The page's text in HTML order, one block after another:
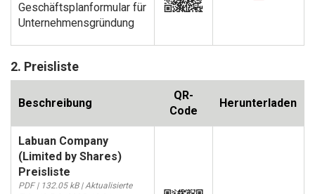
Geschäftsplanformular für
Unternehmensgründung
2. Preisliste
Beschreibung
QR-
Code
Herunterladen
Labuan Company
(Limited by Shares)
Preisliste
PDF | 132.05 kB | Aktualisierte